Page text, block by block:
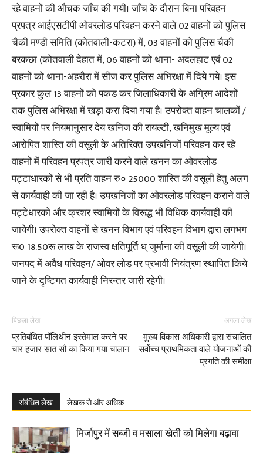
रहे वाहनों की औचक जाँच की गयी। जाँच के दौरान बिना परिवहन
प्रपत्र आईएसटीपी ओवरलोड परिवहन करने वाले 02 वाहनों को पुलिस
चैकी मण्डी समिति (कोतवाली-कटरा) में, 03 वाहनों को पुलिस चैकी
बरकछा (कोतवाली देहात में, 06 वाहनों को थाना- अदलहाट एवं 02
वाहनों को थाना-अहरौरा में सीज कर पुलिस अभिरक्षा में दिये गये। इस
प्रकार कुल 13 वाहनों को पकड कर जिलाधिकारी के अग्रिम आदेशों
तक पुलिस अभिरक्षा में खड़ा करा दिया गया है। उपरोक्त वाहन चालकों /
स्वामियों पर नियमानुसार देय खनिज की रायल्टी, खनिमुख मूल्य एवं
आरोपित शास्ति की वसूली के अतिरिक्त उपखनिजों परिवहन कर रहे
वाहनों में परिवहन प्रपत्र जारी करने वाले खनन का ओवरलोड
पट्टाधारकों से भी प्रति वाहन रु० 25000 शास्ति की वसूली हेतु अलग
से कार्यवाही की जा रही है। उपखनिजों का ओवरलोड परिवहन कराने वाले
पट्टेधारको और क्रशर स्वामियों के विरूद्ध भी विधिक कार्यवाही की
जायेगी। उपरोक्त वाहनों से खनन विभाग एवं परिवहन विभाग द्वारा लगभग
रू0 18.50रू लाख के राजस्व क्षतिपूर्ति ध् जुर्माना की वसूली की जायेगी।
जनपद में अवैध परिवहन/ ओवर लोड पर प्रभावी नियंत्रण स्थापित किये
जाने के दृष्टिगत कार्यवाही निरन्तर जारी रहेगी।
पिछला लेख
प्रतिबंधित पॉलिथीन इस्तेमाल करने पर
चार हजार सात सौ का किया गया चालान
अगला लेख
मुख्य विकास अधिकारी द्वारा संचालित
सर्वोच्च प्राथमिकता वाले योजनाओं की
प्रगति की समीक्षा
संबंधित लेख लेखक से और अधिक
मिर्जापुर में सब्जी व मसाला खेती को मिलेगा बढ़ावा